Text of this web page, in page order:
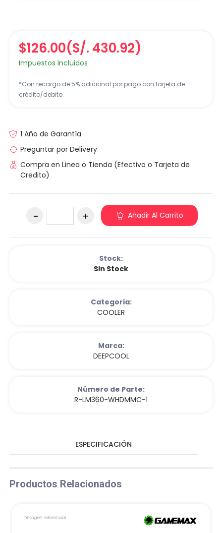
$126.00(S/. 430.92)
Impuestos Incluidos
*Con recargo de 5% adicional por pago con tarjeta de
crédito/debito
1 Año de Garantía
Preguntar por Delivery
Compra en Linea o Tienda (Efectivo o Tarjeta de
Credito)
Añadir Al Carrito
Stock:
Sin Stock
Categoria:
COOLER
Marca:
DEEPCOOL
Número de Parte:
R-LM360-WHDMMC-1
ESPECIFICACIÓN
Productos Relacionados